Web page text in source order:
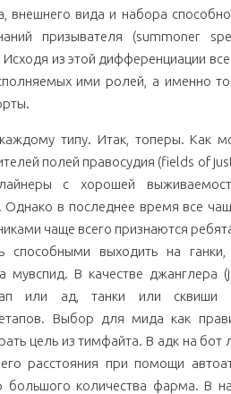
внешнего вида и набора
призывателя (summoner
из этой дифференциации
ими ролей, а именно
типу. Итак, топеры. Как
полей правосудия (fields of
с хорошей
Однако в последнее время все
чаще всего признаются
способными выходить на
В качестве джанглера
или ад, танки или сквиши
Выбор для мида как
цель из тимфайта. В адк на
расстояния при помощи
большого количества фарма. В